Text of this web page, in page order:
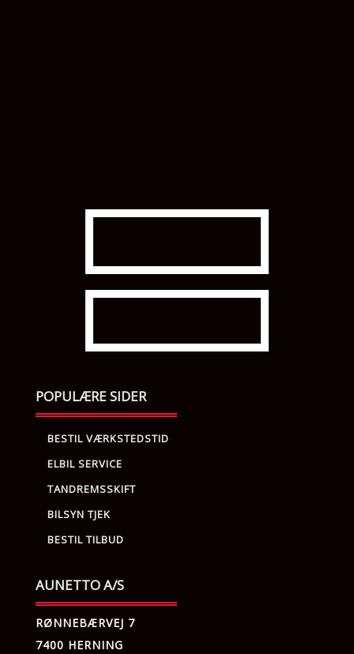
POPULÆRE SIDER
BESTIL VÆRKSTEDSTID
ELBIL SERVICE
TANDREMSSKIFT
BILSYN TJEK
BESTIL TILBUD
AUNETTO A/S
RØNNEBÆRVEJ 7
7400 HERNING